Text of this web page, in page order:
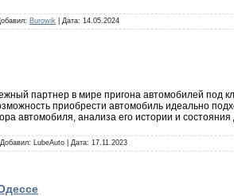
Burowik | Дата: 14.05.2024
партнер в мире пригона автомобилей под
приобрести автомобиль идеально
автомобиля, анализа его истории и
LubeAuto | Дата: 17.11.2023